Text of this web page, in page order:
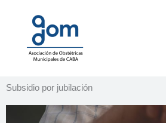
contenido
Subsidio por jubilación